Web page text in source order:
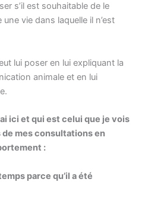
s’il est souhaitable de le
vie dans laquelle il n’est
lui poser en lui expliquant la
animale et en lui
ici et qui est celui que je vois
mes consultations en
:
parce qu’il a été